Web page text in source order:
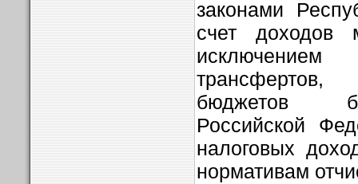
законами
счет доходов
трансфертов,
бюджетов
Российской
налоговых
нормативам